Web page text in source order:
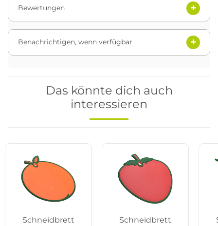
Bewertungen
Benachrichtigen, wenn verfügbar
Das könnte dich auch
interessieren
Schneidbrett
Schneidbrett